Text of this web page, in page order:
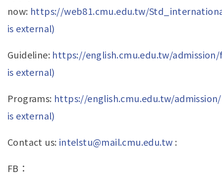
now: https://web81.cmu.edu.tw/
is external)
Guideline: https://english.cmu.edu.tw/
is external)
Programs: https://english.cmu.edu.tw/
is external)
Contact us: intelstu@mail.cmu.edu.tw :
FB：